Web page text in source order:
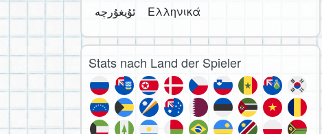
Ελληνικά
Stats nach Land der Spieler